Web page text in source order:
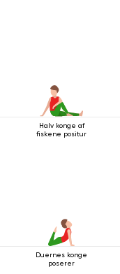
Halv konge af
fiskene positur
Duernes konge
poserer